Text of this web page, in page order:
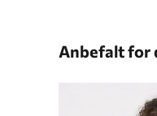
Anbefalt for